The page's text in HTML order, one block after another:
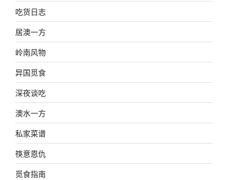
吃货日志
居澳一方
岭南风物
异国觅食
深夜谈吃
澳水一方
私家菜谱
筷意恩仇
觅食指南